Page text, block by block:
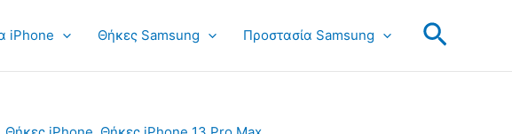
iPhone Θήκες Samsung Προστασία Samsung Search